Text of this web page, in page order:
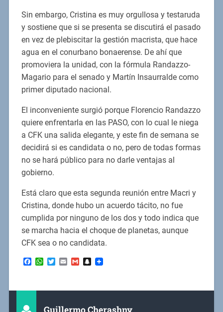
Sin embargo, Cristina es muy orgullosa y testaruda
y sostiene que si se presenta se discutirá el pasado
en vez de plebiscitar la gestión macrista, que hace
agua en el conurbano bonaerense. De ahí que
promoviera la unidad, con la fórmula Randazzo-
Magario para el senado y Martín Insaurralde como
primer diputado nacional.
El inconveniente surgió porque Florencio Randazzo
quiere enfrentarla en las PASO, con lo cual le niega
a CFK una salida elegante, y este fin de semana se
decidirá si es candidata o no, pero de todas formas
no se hará público para no darle ventajas al
gobierno.
Está claro que esta segunda reunión entre Macri y
Cristina, donde hubo un acuerdo tácito, no fue
cumplida por ninguno de los dos y todo indica que
se marcha hacia el choque de planetas, aunque
CFK sea o no candidata.
Facebook
WhatsApp
TwitterEmailGmailSnapchat